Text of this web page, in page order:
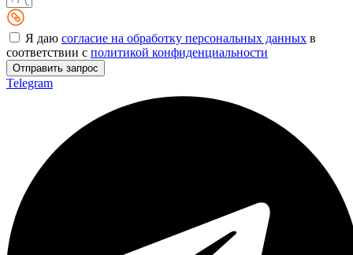
Я даю согласие на обработку персональных данных в
соответствии с политикой конфиденциальности
Отправить запрос
Telegram